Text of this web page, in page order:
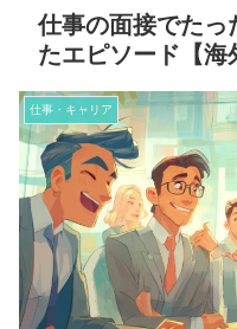
仕事の面接でたっ
たエピソード【海
仕事・キャリア